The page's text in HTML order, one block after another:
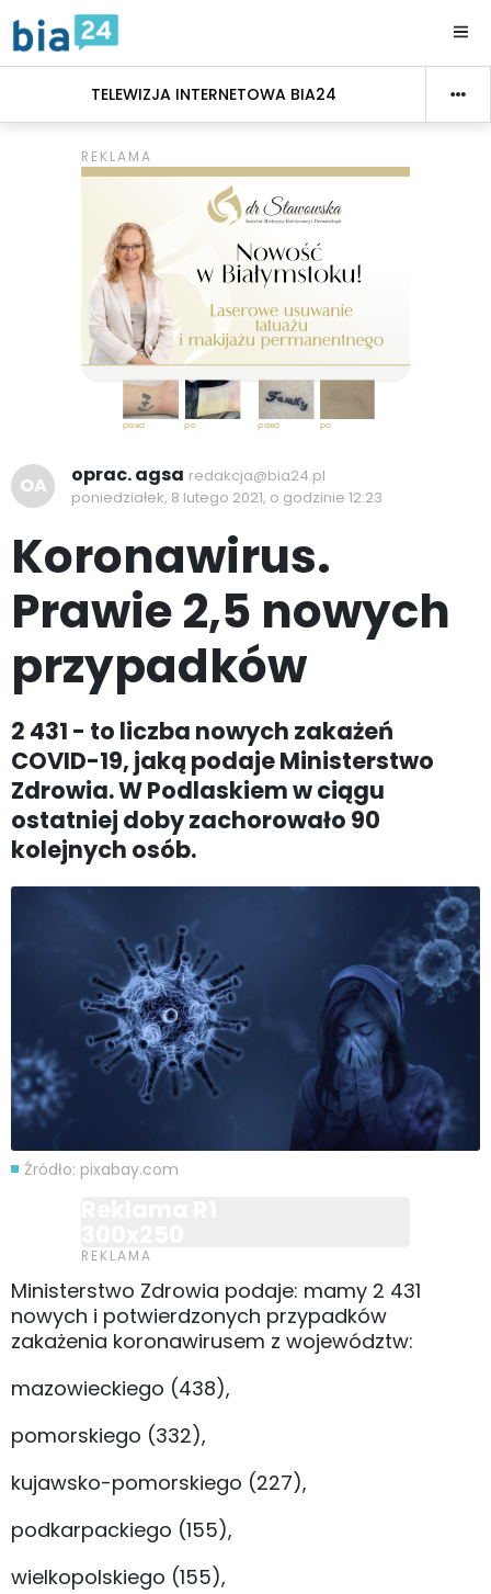
TELEWIZJA INTERNETOWA BIA24
OA oprac. agsa redakcja@bia24.pl
poniedziałek, 8 lutego 2021, o godzinie 12:23
Koronawirus.
Prawie 2,5 nowych
przypadków
2 431 - to liczba nowych zakażeń
COVID-19, jaką podaje Ministerstwo
Zdrowia. W Podlaskiem w ciągu
ostatniej doby zachorowało 90
kolejnych osób.
Źródło: pixabay.com
Ministerstwo Zdrowia podaje: mamy 2 431
nowych i potwierdzonych przypadków
zakażenia koronawirusem z województw:
mazowieckiego (438),
pomorskiego (332),
kujawsko-pomorskiego (227),
podkarpackiego (155),
wielkopolskiego (155),